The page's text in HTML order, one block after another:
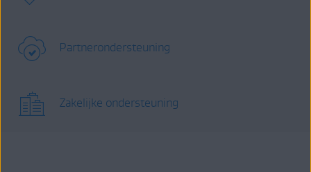
Partnerondersteuning
Zakelijke ondersteuning